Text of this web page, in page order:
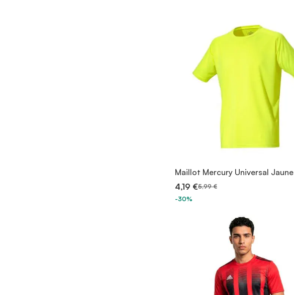
Maillot Mercury Universal Jaune
4,19 €5,99 €
-30%